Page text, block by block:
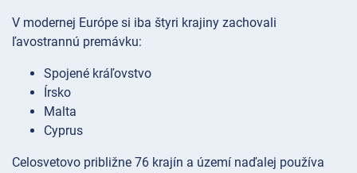
V modernej Európe si iba štyri krajiny zachovali
ľavostrannú premávku:
Spojené kráľovstvo
Írsko
Malta
Cyprus
Celosvetovo približne 76 krajín a území naďalej používa